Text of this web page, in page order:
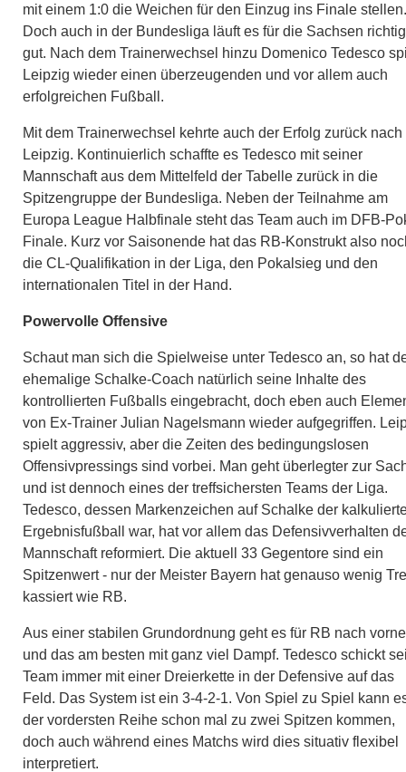
mit einem 1:0 die Weichen für den Einzug ins Finale stellen.
Doch auch in der Bundesliga läuft es für die Sachsen richtig
gut. Nach dem Trainerwechsel hinzu Domenico Tedesco
Leipzig wieder einen überzeugenden und vor allem auch
erfolgreichen Fußball.
Mit dem Trainerwechsel kehrte auch der Erfolg zurück nach
Leipzig. Kontinuierlich schaffte es Tedesco mit seiner
Mannschaft aus dem Mittelfeld der Tabelle zurück in die
Spitzengruppe der Bundesliga. Neben der Teilnahme am
Europa League Halbfinale steht das Team auch im DFB-
Finale. Kurz vor Saisonende hat das RB-Konstrukt also
die CL-Qualifikation in der Liga, den Pokalsieg und den
internationalen Titel in der Hand.
Powervolle Offensive
Schaut man sich die Spielweise unter Tedesco an, so hat
ehemalige Schalke-Coach natürlich seine Inhalte des
kontrollierten Fußballs eingebracht, doch eben auch
von Ex-Trainer Julian Nagelsmann wieder aufgegriffen.
spielt aggressiv, aber die Zeiten des bedingungslosen
Offensivpressings sind vorbei. Man geht überlegter zur
und ist dennoch eines der treffsichersten Teams der Liga.
Tedesco, dessen Markenzeichen auf Schalke der
Ergebnisfußball war, hat vor allem das Defensivverhalten
Mannschaft reformiert. Die aktuell 33 Gegentore sind ein
Spitzenwert - nur der Meister Bayern hat genauso wenig
kassiert wie RB.
Aus einer stabilen Grundordnung geht es für RB nach
und das am besten mit ganz viel Dampf. Tedesco schickt
Team immer mit einer Dreierkette in der Defensive auf das
Feld. Das System ist ein 3-4-2-1. Von Spiel zu Spiel kann
der vordersten Reihe schon mal zu zwei Spitzen kommen,
doch auch während eines Matchs wird dies situativ flexibel
interpretiert.